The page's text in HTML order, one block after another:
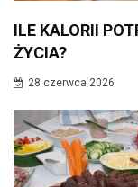
ILE KALORII
ŻYCIA?
28 czerwca 2026